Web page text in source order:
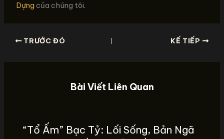
Dựngcủa chúng tôi.
TRƯỚC ĐÓ KẾ TIẾP
Bài Viết Liên Quan
“Tổ Ấm” Bạc Tỷ: Lối Sống, Bản Ngã